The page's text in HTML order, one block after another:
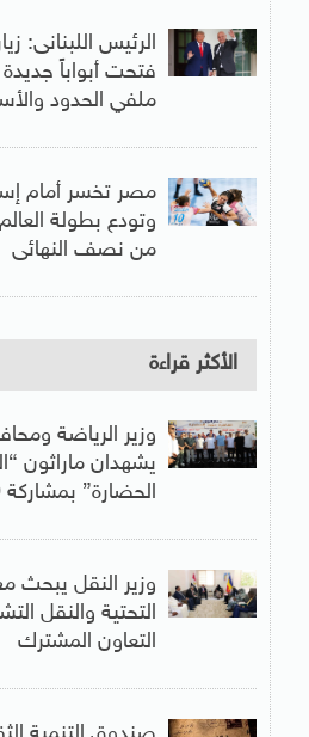
الرئيس اللبنانى:
فتحت أبواباً
ملفي الحدود
وتودع بطولة
من نصف النهائى
الأكثر قراءة
وزير الرياضة
يشهدان ماراثون
الحضارة” بمشاركة 7000 متسابق
وزير النقل يبحث
التحتية والنقل
التعاون المشترك